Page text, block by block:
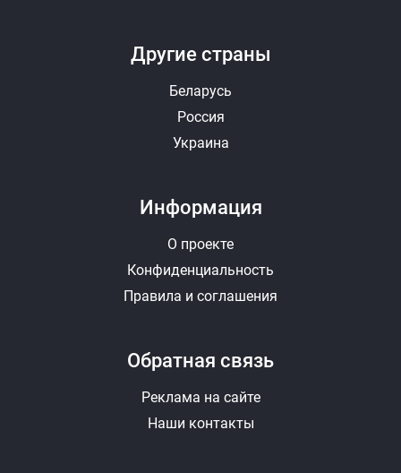
Другие страны
Беларусь
Россия
Украина
Информация
О проекте
Конфиденциальность
Правила и соглашения
Обратная связь
Реклама на сайте
Наши контакты